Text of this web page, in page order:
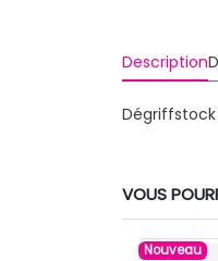
Description
Dégriffstock
VOUS
Nouveau